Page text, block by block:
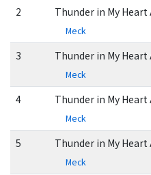
2 Thunder in My
Meck
3 Thunder in My Heart
Meck
4 Thunder in My Heart
Meck
5 Thunder in My Heart
Meck